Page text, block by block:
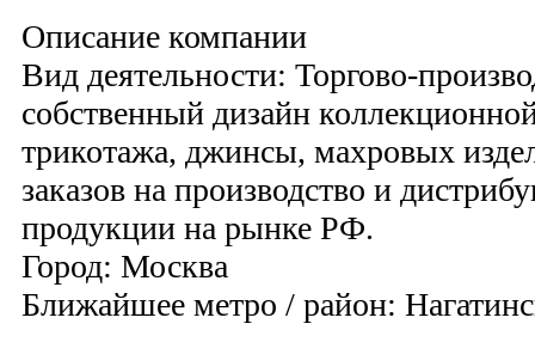
Описание компании
Вид деятельности: Торгово-
собственный дизайн
трикотажа, джинсы, махровых
заказов на производство и
продукции на рынке РФ.
Город: Москва
Ближайшее метро / район: